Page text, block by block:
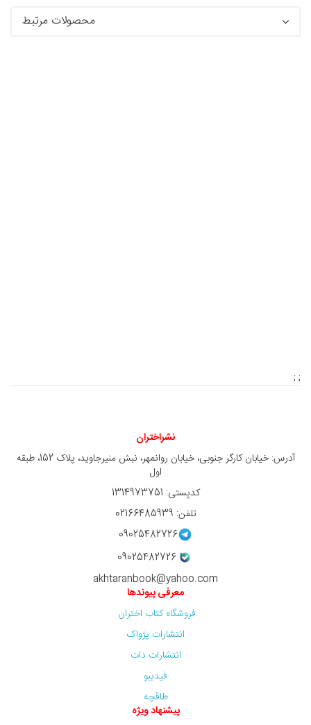
محصولات مرتبط
; ;
نشراختران
آدرس: خیابان کارگر جنوبی، خیابان روانمهر، نبش منیرجاوید، پلاک 152، طبقه
اول
کدپستی: 1314973751
تلفن: 02166485939
09025482726
09025482726
akhtaranbook@yahoo.com
معرفی پیوندها
فروشگاه کتاب اختران
انتشارات پژواک
انتشارات دات
فیدیبو
طاقچه
پیشنهاد ویژه